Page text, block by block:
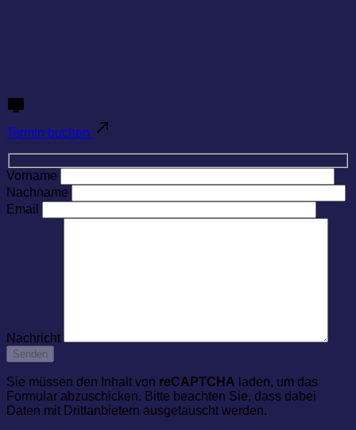
Termin buchen
Vorname
Nachname
Email
Nachricht
Sie müssen den Inhalt von reCAPTCHA laden, um das
Formular abzuschicken. Bitte beachten Sie, dass dabei
Daten mit Drittanbietern ausgetauscht werden.